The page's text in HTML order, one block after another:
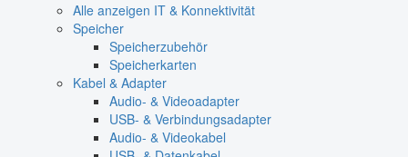
Alle anzeigen IT & Konnektivität
Speicher
Speicherzubehör
Speicherkarten
Kabel & Adapter
Audio- & Videoadapter
USB- & Verbindungsadapter
Audio- & Videokabel